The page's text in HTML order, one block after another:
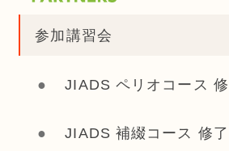
参加講習会
JIADS ペリオコース
JIADS 補綴コース 修了